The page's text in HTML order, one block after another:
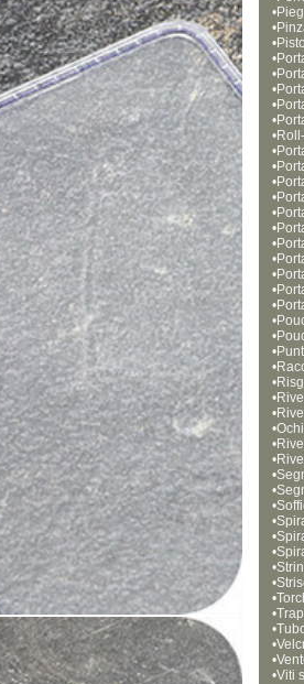
•
•
•
•
•
ve)
•
•
•
•
•
•
•
•
•
•
•
•
•
•
•
•
•
•
•
•
•
•
•
•
•
•
•
•
•
•
•
•
•
•
•
•
•
•
•Viti